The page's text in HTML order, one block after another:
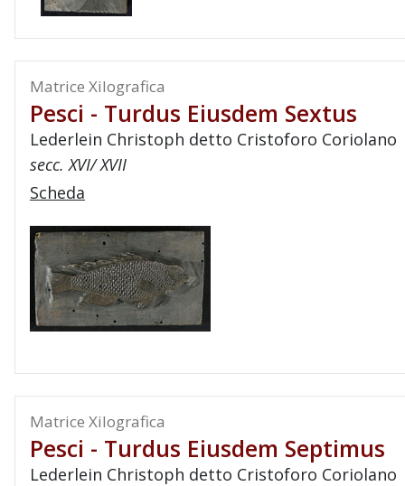
Matrice Xilografica
Pesci - Turdus Eiusdem Sextus
Lederlein Christoph detto Cristoforo Coriolano
secc. XVI/ XVII
Scheda
Matrice Xilografica
Pesci - Turdus Eiusdem Septimus
Lederlein Christoph detto Cristoforo Coriolano